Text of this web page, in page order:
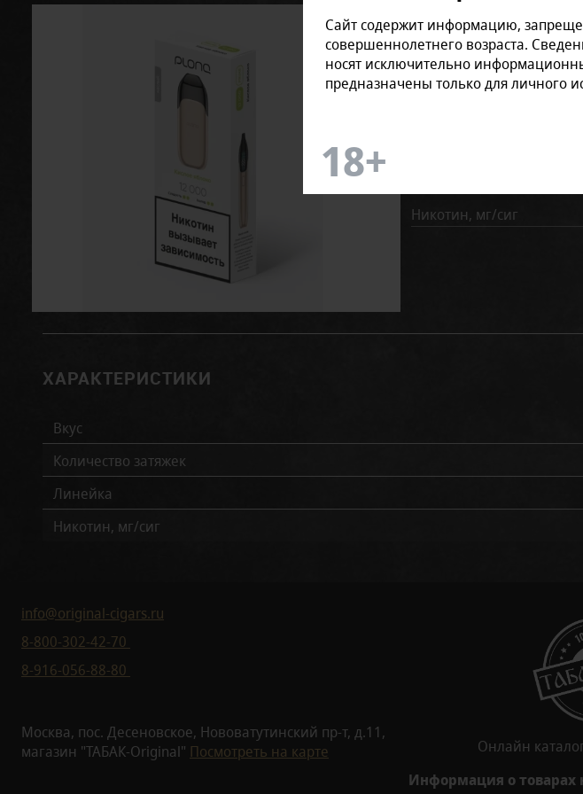
Сайт содержит информацию,
совершеннолетнего возраста.
носят исключительно
предназначены только для личного
Отзывов: 0
Характеристики:
Никотин, мг/сиг
ХАРАКТЕРИСТИКИ
Вкус
Количество затяжек
Линейка
Никотин, мг/сиг
info@original-cigars.ru
8-800-302-42-70
8-916-056-88-80
Москва, пос. Десеновское, Нововатутинский пр-т, д.11,
магазин "ТАБАК-Original" Посмотреть на карте
Онлайн
Информация о товарах